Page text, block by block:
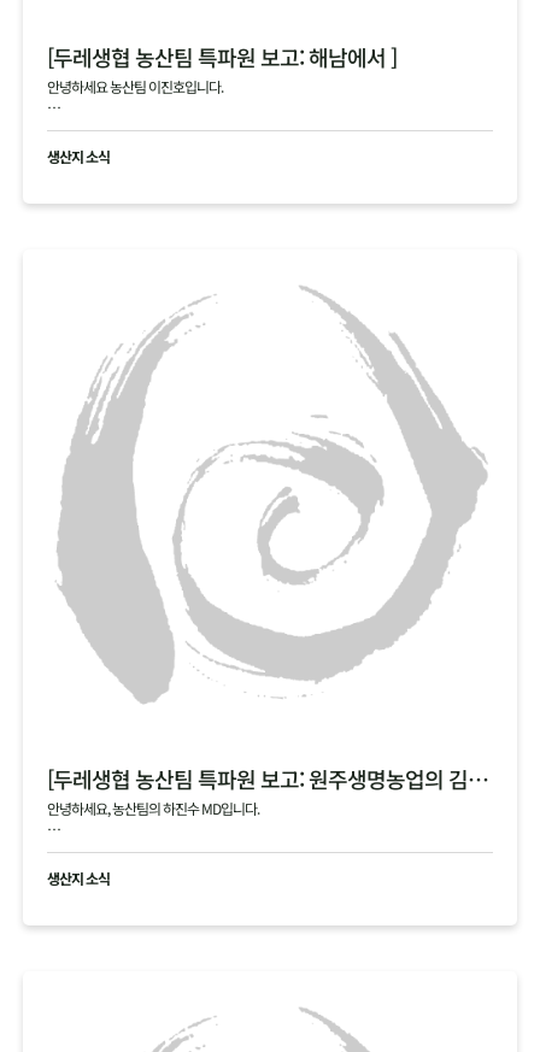
[두레생협 농산팀 특파원 보고: 해남에서 ]
안녕하세요 농산팀 이진호입니다.
해남의 4, 5차 김장 작황에 대한 생생한 정보를 전해드립니다.
생산지 소식
[두레생협 농산팀 특파원 보고: 원주생명농업의 김장 통배추]
안녕하세요, 농산팀의 하진수 MD입니다.
오늘은 제가 김장 시즌의 숨은 주역, 원주생명농업(강원도 정선)을 직접 다녀온 특파원
으로서 감동과 진심을 담아 소식을 전해드립니다!
생산지 소식